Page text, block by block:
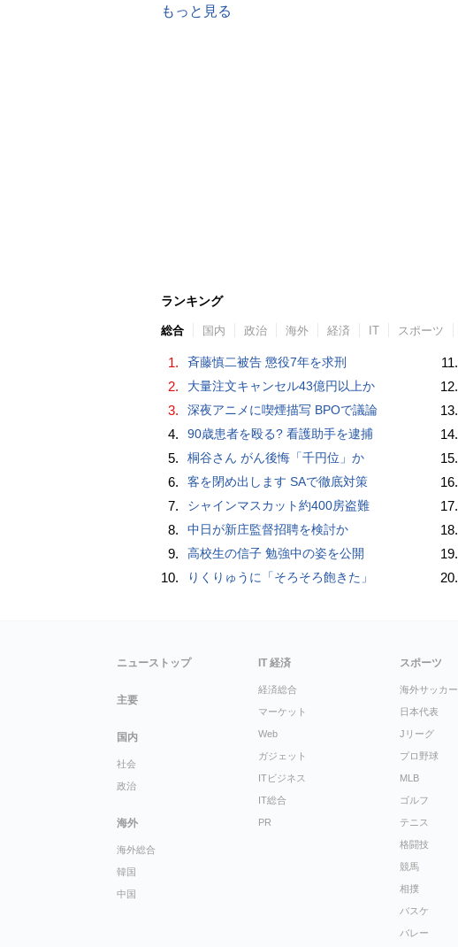
もっと見る
ランキング
総合 国内 政治 海外 経済 IT スポーツ
1. 斉藤慎二被告 懲役7年を求刑
2. 大量注文キャンセル43億円以上か
3. 深夜アニメに喫煙描写 BPOで議論
4. 90歳患者を殴る? 看護助手を逮捕
5. 桐谷さん がん後悔「千円位」か
6. 客を閉め出します SAで徹底対策
7. シャインマスカット約400房盗難
8. 中日が新庄監督招聘を検討か
9. 高校生の信子 勉強中の姿を公開
10. りくりゅうに「そろそろ飽きた」
11.
12.
13.
14.
15.
16.
17.
18.
19.
20.
ニューストップ
主要
国内
社会
政治
海外
海外総合
韓国
中国
IT 経済
経済総合
マーケット
Web
ガジェット
ITビジネス
IT総合
PR
スポーツ
海外サッカー
日本代表
Jリーグ
プロ野球
MLB
ゴルフ
テニス
格闘技
競馬
相撲
バスケ
バレー